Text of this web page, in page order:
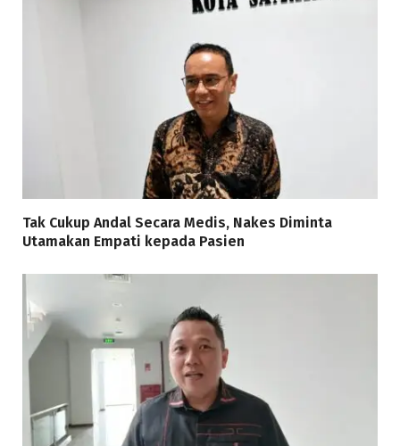
Tak Cukup Andal Secara Medis, Nakes Diminta
Utamakan Empati kepada Pasien